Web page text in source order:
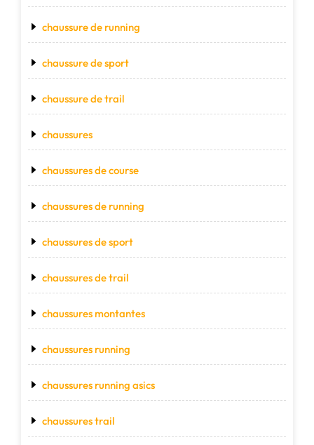
chaussure de running
chaussure de sport
chaussure de trail
chaussures
chaussures de course
chaussures de running
chaussures de sport
chaussures de trail
chaussures montantes
chaussures running
chaussures running asics
chaussures trail